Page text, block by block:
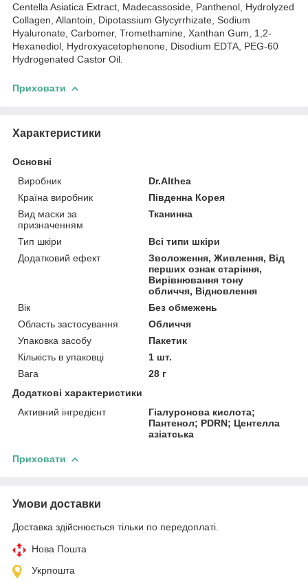
Centella Asiatica Extract, Madecassoside, Panthenol, Hydrolyzed
Collagen, Allantoin, Dipotassium Glycyrrhizate, Sodium
Hyaluronate, Carbomer, Tromethamine, Xanthan Gum, 1,2-
Hexanediol, Hydroxyacetophenone, Disodium EDTA, PEG-60
Hydrogenated Castor Oil.
Приховати
Характеристики
Основні
Виробник
Dr.Althea
Країна виробник
Південна Корея
Вид маски за
призначенням
Тканинна
Тип шкіри
Всі типи шкіри
Додатковий ефект
Зволоження, Живлення, Від
перших ознак старіння,
Вирівнювання тону
обличчя, Відновлення
Вік
Без обмежень
Область застосування
Обличчя
Упаковка засобу
Пакетик
Кількість в упаковці
1 шт.
Вага
28 г
Додаткові характеристики
Активний інгредієнт
Гіалуронова кислота;
Пантенол; PDRN; Центелла
азіатська
Приховати
Умови доставки
Доставка здійснюється тільки по передоплаті.
Нова Пошта
Укрпошта